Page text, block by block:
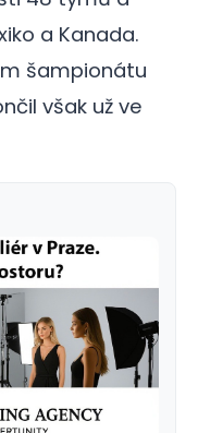
a Kanada.
šampionátu
však už ve